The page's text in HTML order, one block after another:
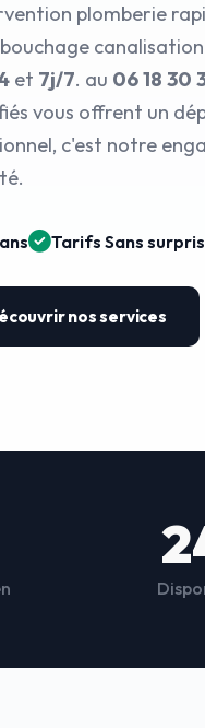
plomberie
et 7j/7. au 06 18 30
vous offrent un
c'est notre
Tarifs Sans
nos services